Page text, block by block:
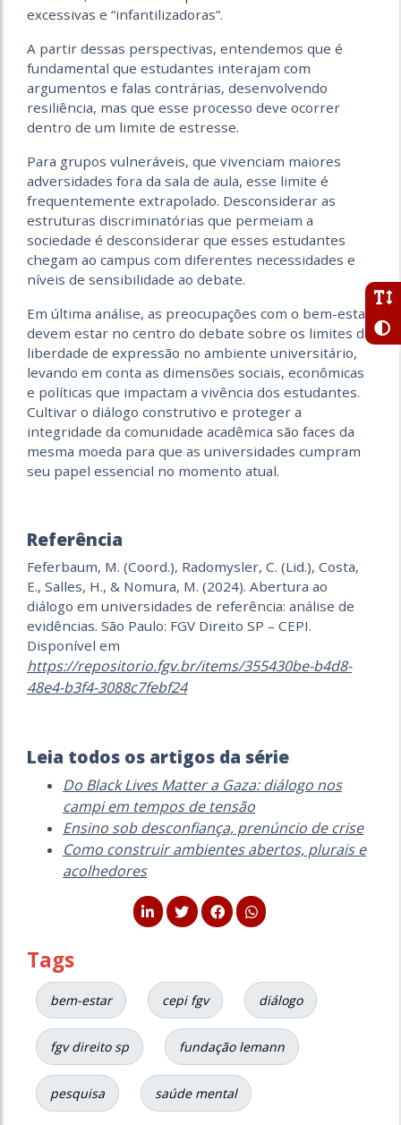
excessivas e “infantilizadoras”.
A partir dessas perspectivas, entendemos que é
fundamental que estudantes interajam com
argumentos e falas contrárias, desenvolvendo
resiliência, mas que esse processo deve ocorrer
dentro de um limite de estresse.
Para grupos vulneráveis, que vivenciam maiores
adversidades fora da sala de aula, esse limite é
frequentemente extrapolado. Desconsiderar as
estruturas discriminatórias que permeiam a
sociedade é desconsiderar que esses estudantes
chegam ao campus com diferentes necessidades e
níveis de sensibilidade ao debate.
Em última análise, as preocupações com o bem-estar
devem estar no centro do debate sobre os limites da
liberdade de expressão no ambiente universitário,
levando em conta as dimensões sociais, econômicas
e políticas que impactam a vivência dos estudantes.
Cultivar o diálogo construtivo e proteger a
integridade da comunidade acadêmica são faces da
mesma moeda para que as universidades cumpram
seu papel essencial no momento atual.
Referência
Feferbaum, M. (Coord.), Radomysler, C. (Lid.), Costa,
E., Salles, H., & Nomura, M. (2024). Abertura ao
diálogo em universidades de referência: análise de
evidências. São Paulo: FGV Direito SP – CEPI.
Disponível em
https://repositorio.fgv.br/items/355430be-b4d8-
48e4-b3f4-3088c7febf24
Leia todos os artigos da série
Do Black Lives Matter a Gaza: diálogo nos
campi em tempos de tensão
Ensino sob desconfiança, prenúncio de crise
Como construir ambientes abertos, plurais e
acolhedores
Tags
bem-estar cepi fgv diálogo
fgv direito sp fundação lemann
pesquisa saúde mental